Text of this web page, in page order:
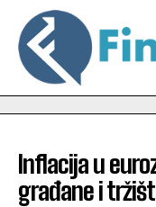
Inflacija u
građane i